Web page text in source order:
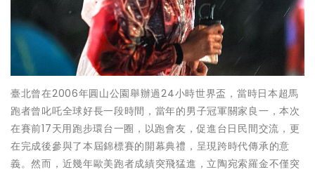
臺北曾在2006年圓山公園舉辦過24小時世界盃，當時日本超馬
跑者曾叱吒全球好長一段時間，當年的男子冠軍關家良一，本次
在賽前17天用跑步環台一圈，以跑會友，促進台日民間交流，更
在完成後參與了本屆錦標賽的開幕典禮，呈現跨時代傳承的意
義。然而，近幾年歐美跑者成績突飛猛進，立陶宛索羅金不僅突